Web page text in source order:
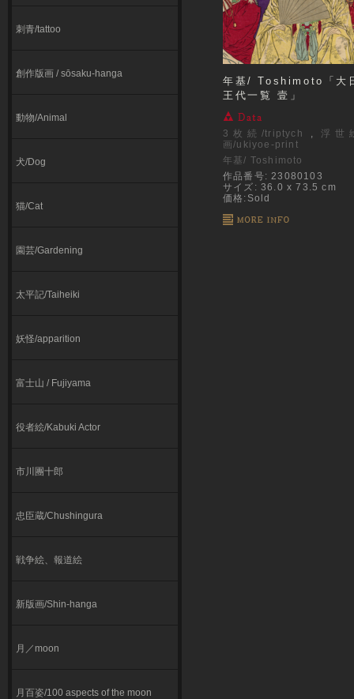
刺青/tattoo
創作版画 / sōsaku-hanga
動物/Animal
犬/Dog
猫/Cat
園芸/Gardening
太平記/Taiheiki
妖怪/apparition
富士山 / Fujiyama
役者絵/Kabuki Actor
市川團十郎
忠臣蔵/Chushingura
戦争絵、報道絵
新版画/Shin-hanga
月／moon
月百姿/100 aspects of the moon
年基/ Toshimoto「大
王代一覧 壹」
3枚続/triptych , 浮世
画/ukiyoe-print
年基/ Toshimoto
作品番号: 23080103
サイズ: 36.0 x 73.5 cm
価格:Sold